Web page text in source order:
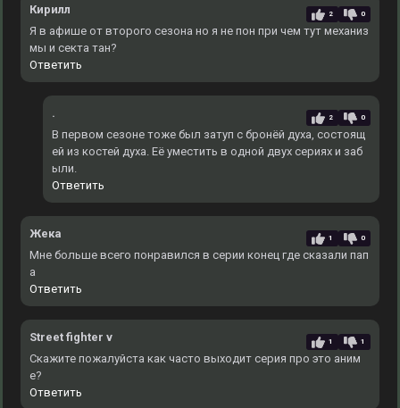
Кирилл 2 0
Я в афише от второго сезона но я не пон при чем тут механиз
мы и секта тан?
Ответить
. 2 0
В первом сезоне тоже был затуп с бронёй духа, состоящ
ей из костей духа. Еë уместить в одной двух сериях и заб
ыли.
Ответить
Жека 1 0
Мне больше всего понравился в серии конец где сказали пап
а
Ответить
Street fighter v 1 1
Скажите пожалуйста как часто выходит серия про это аним
е?
Ответить